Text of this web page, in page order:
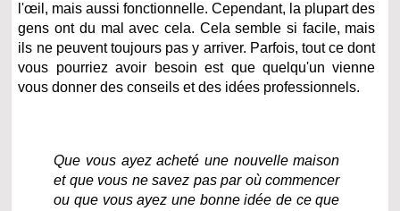
l'œil, mais aussi fonctionnelle. Cependant, la plupart des
gens ont du mal avec cela. Cela semble si facile, mais
ils ne peuvent toujours pas y arriver. Parfois, tout ce dont
vous pourriez avoir besoin est que quelqu'un vienne
vous donner des conseils et des idées professionnels.
Que vous ayez acheté une nouvelle maison
et que vous ne savez pas par où commencer
ou que vous ayez une bonne idée de ce que